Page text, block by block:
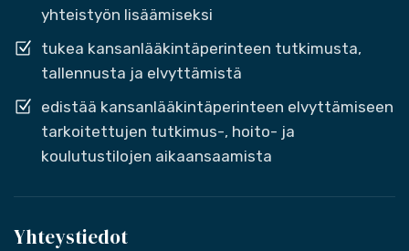
yhteistyön lisäämiseksi
tukea kansanlääkintäperinteen tutkimusta,
tallennusta ja elvyttämistä
edistää kansanlääkintäperinteen elvyttämiseen
tarkoitettujen tutkimus-, hoito- ja
koulutustilojen aikaansaamista
Yhteystiedot